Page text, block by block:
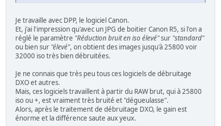
Je travaille avec DPP, le logiciel Canon.
Et, j'ai l'impression qu'avec un JPG de boitier Canon R5, si l'on a
réglé le paramètre "Réduction bruit en iso élevé"sur "standard"
ou bien sur "élevé", on obtient des images jusqu'à 25800 voir
32000 iso très bien débruitées.
Je ne connais que très peu tous ces logiciels de débruitage
DXO et autres.
Mais, ces logiciels travaillent à partir du RAW brut, qui à 25800
iso ou +, est vraiment très bruité et "dégueulasse".
Alors, après le traitement de débruitage DXO, le gain est
énorme et la différence saute aux yeux.